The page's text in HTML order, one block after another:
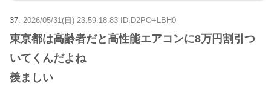
37: 2026/05/31(日) 23:59:18.83 ID:D2PO+LBH0
東京都は高齢者だと高性能エアコンに8万円割引つ
いてくんだよね
羨ましい